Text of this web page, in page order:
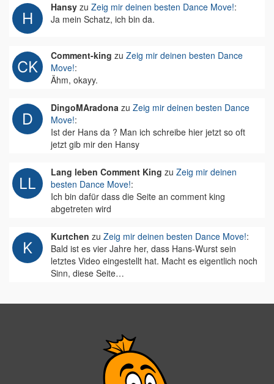
Hansy zu Zeig mir deinen besten Dance Move!:
Ja mein Schatz, ich bin da.
Comment-king zu Zeig mir deinen besten Dance
Move!:
Ähm, okayy.
DingoMAradona zu Zeig mir deinen besten Dance
Move!:
Ist der Hans da ? Man ich schreibe hier jetzt so oft
jetzt gib mir den Hansy
Lang leben Comment King zu Zeig mir deinen
besten Dance Move!:
Ich bin dafür dass die Seite an comment king
abgetreten wird
Kurtchen zu Zeig mir deinen besten Dance Move!:
Bald ist es vier Jahre her, dass Hans-Wurst sein
letztes Video eingestellt hat. Macht es eigentlich noch
Sinn, diese Seite…